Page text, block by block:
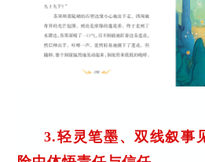
3.轻灵笔墨、双线叙事